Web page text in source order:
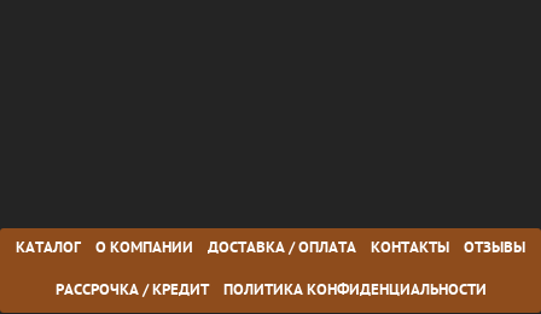
КАТАЛОГ О КОМПАНИИ ДОСТАВКА / ОПЛАТА КОНТАКТЫ ОТЗЫВЫ
РАССРОЧКА / КРЕДИТ ПОЛИТИКА КОНФИДЕНЦИАЛЬНОСТИ